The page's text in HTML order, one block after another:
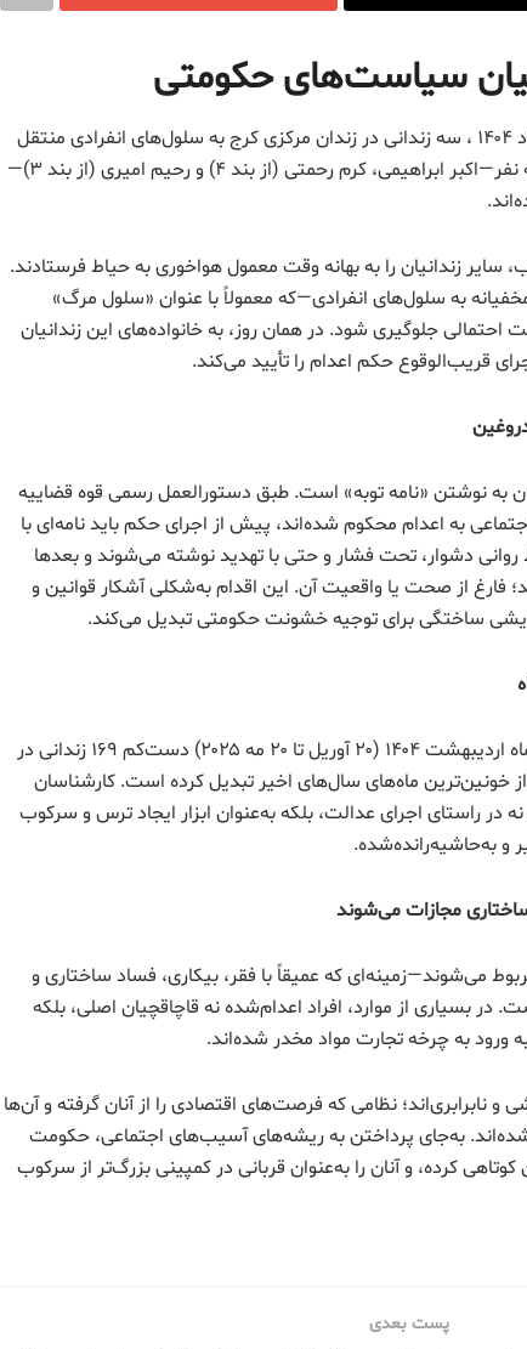
سیاست‌های حکومتی
در ادامه موج اعدام‌ها در ایران، روز یکشنبه ۴ خرداد ۱۴۰۴ ، سه زندانی در زندان مرکزی کرج به سلول‌های انفرادی منتقل
شدند تا حکم اعدام‌شان به‌زودی اجرا شود. این سه نفر—اکبر ابراهیمی، کرم رحمتی (از بند ۴) و رحیم امیری (از بند ۳)—
سایر زندانیان را به بهانه وقت معمول هواخوری به حیاط فرستادند.
به سلول‌های انفرادی—که معمولاً با عنوان «سلول مرگ»
جلوگیری شود. در همان روز، به خانواده‌های این زندانیان
قریب‌الوقوع حکم اعدام را تأیید می‌کند.
به نوشتن «نامه توبه» است. طبق دستورالعمل رسمی قوه قضاییه
به اعدام محکوم شده‌اند، پیش از اجرای حکم باید نامه‌ای با
روانی دشوار، تحت فشار و حتی با تهدید نوشته می‌شوند و بعدها
فارغ از صحت یا واقعیت آن. این اقدام به‌شکلی آشکار قوانین و
ساختگی برای توجیه خشونت حکومتی تبدیل می‌کند.
بر اساس گزارش نهادهای ناظر حقوق بشر، تنها در ماه اردیبهشت ۱۴۰۴ (۲۰ آوریل تا ۲۰ مه ۲۰۲۵) دست‌کم ۱۶۹ زندانی در
از خونین‌ترین ماه‌های سال‌های اخیر تبدیل کرده است. کارشناسان
در راستای اجرای عدالت، بلکه به‌عنوان ابزار ایجاد ترس و سرکوب
و به‌حاشیه‌رانده‌شده.
مجازات می‌شوند
می‌شوند—زمینه‌ای که عمیقاً با فقر، بیکاری، فساد ساختاری و
از موارد، افراد اعدام‌شده نه قاچاقچیان اصلی، بلکه
ورود به چرخه تجارت مواد مخدر شده‌اند.
و نابرابری‌اند؛ نظامی که فرصت‌های اقتصادی را از آنان گرفته و آن‌ها
شده‌اند. به‌جای پرداختن به ریشه‌های آسیب‌های اجتماعی، حکومت
کرده، و آنان را به‌عنوان قربانی در کمپینی بزرگ‌تر از سرکوب
پست بعدی